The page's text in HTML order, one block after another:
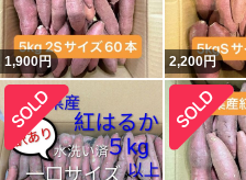
1,900円 2,200円